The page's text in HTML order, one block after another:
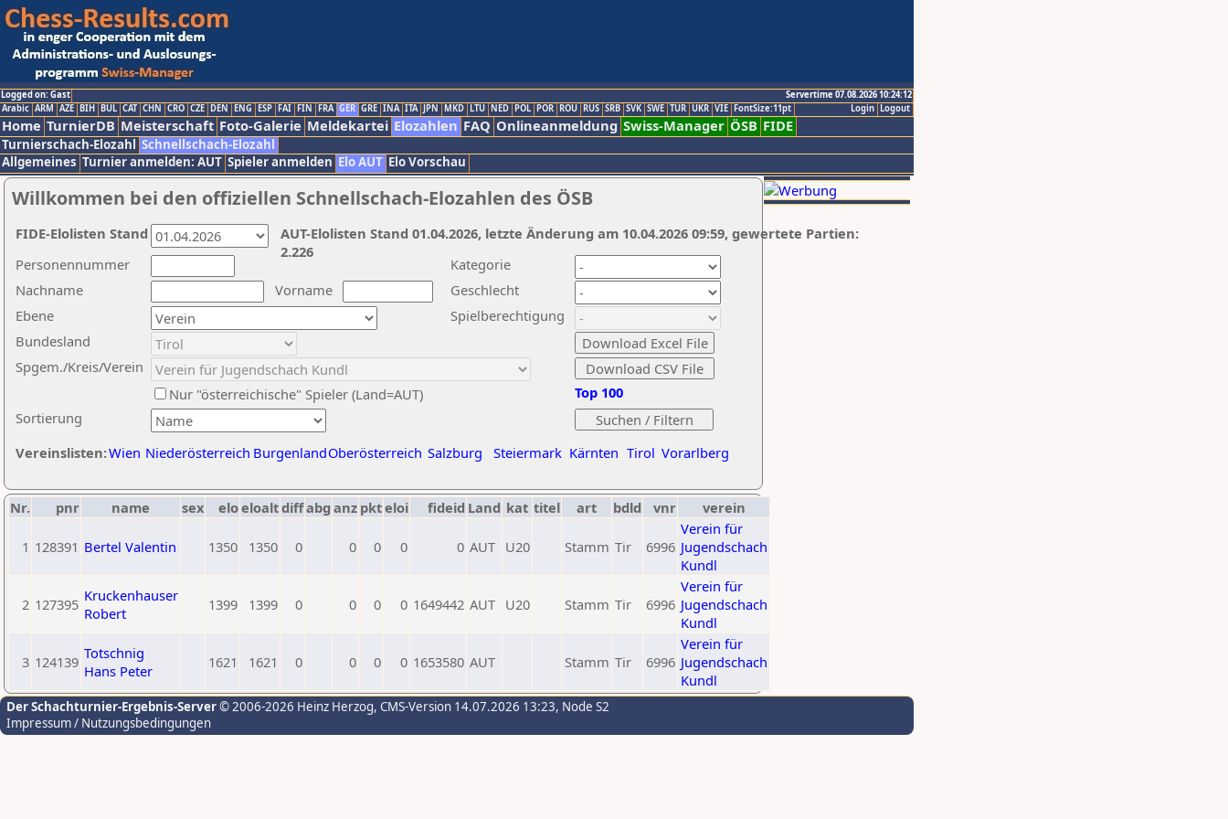
Logged on: Gast
Servertime 07.08.2026 10:24:12
Logout
Login
Arabic ARM AZE BIH BUL CAT CHN CRO CZE DEN ENG ESP FAI FIN FRA GER GRE INA ITA JPN MKD LTU NED POL POR ROU RUS SRB SVK SWE TUR UKR VIE FontSize:11pt
Home TurnierDB Meisterschaft Foto-Galerie Meldekartei Elozahlen FAQ Onlineanmeldung Swiss-Manager ÖSB FIDE
Turnierschach-Elozahl Schnellschach-Elozahl
Allgemeines Turnier anmelden: AUT Spieler anmelden Elo AUT Elo Vorschau
Willkommen bei den offiziellen Schnellschach-Elozahlen des ÖSB
Nachname
Vorname
Ebene
Kategorie
Sortierung
Personennummer
Bundesland
Spgem./Kreis/Verein
Geschlecht
Nur "österreichische" Spieler (Land=AUT)
Spielberechtigung
Vereinslisten:Wien Niederösterreich BurgenlandOberösterreich Salzburg Steiermark Kärnten Tirol Vorarlberg
Top 100
AUT-Elolisten Stand 01.04.2026, letzte Änderung am 10.04.2026 09:59, gewertete Partien:
2.226
FIDE-Elolisten Stand
Nr. pnr name sex eloeloaltdiffabg anz pkteloi fideid Land kat titel art bdld vnr verein
1 128391 Bertel Valentin 1350 1350 0 0 0 0 0 AUT U20 Stamm Tir 6996
Verein für
Jugendschach
Kundl
2 127395 Kruckenhauser
Robert
1399 1399 0 0 0 0 1649442 AUT U20 Stamm Tir 6996
Verein für
Jugendschach
Kundl
3 124139 Totschnig
Hans Peter
1621 1621 0 0 0 0 1653580 AUT Stamm Tir 6996
Verein für
Jugendschach
Kundl
Der Schachturnier-Ergebnis-Server© 2006-2026 Heinz Herzog, CMS-Version 14.07.2026 13:23, Node S2
Impressum / Nutzungsbedingungen